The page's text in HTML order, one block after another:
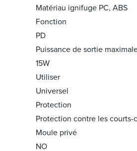
Matériau ignifuge PC, ABS
Fonction
PD
Puissance de sortie
15W
Utiliser
Universel
Protection
Protection contre les courts-
Moule privé
NO